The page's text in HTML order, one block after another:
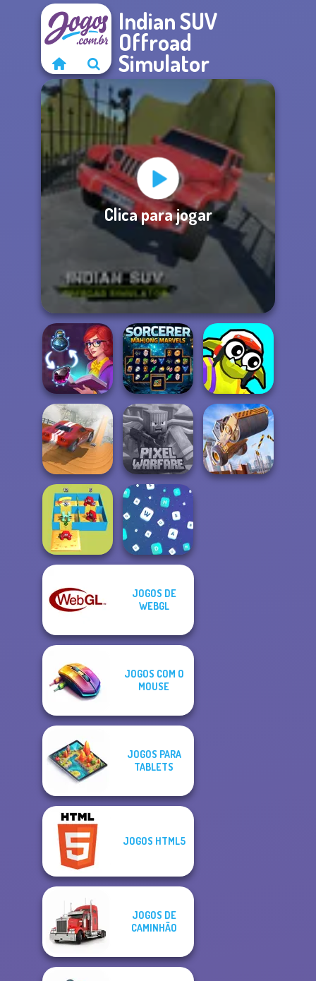
Indian SUV
Offroad
Simulator
Clica para jogar
Sorting Sorcery
Sorcerer
Mahjong Marvels
Funny Blade &
Magic
City Driver:
Destroy Car
Minecraft Pixel
Warfare
Alphabet Lore
JOGOS DE
WEBGL
JOGOS COM O
MOUSE
JOGOS PARA
TABLETS
JOGOS HTML5
JOGOS DE
CAMINHÃO